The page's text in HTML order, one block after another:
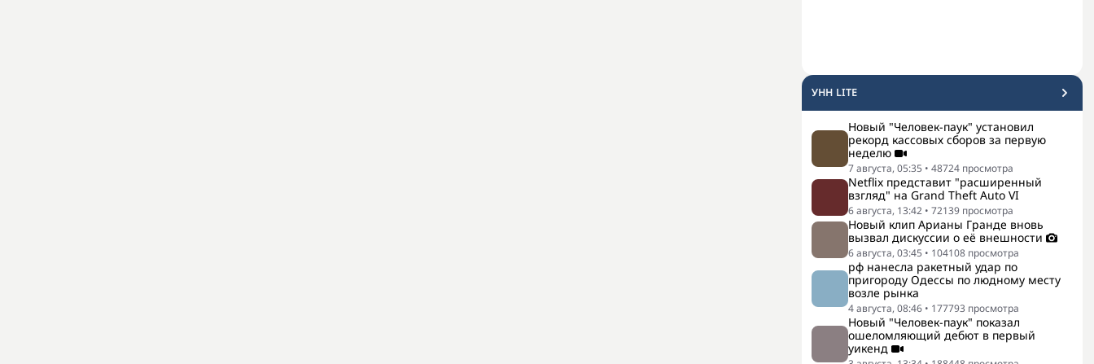
УНН LITE
Новый "Человек-паук" установил
рекорд кассовых сборов за первую
неделю
7 августа, 05:35 • 48724 просмотра
Netflix представит "расширенный
взгляд" на Grand Theft Auto VI
6 августа, 13:42 • 72139 просмотра
Новый клип Арианы Гранде вновь
вызвал дискуссии о её внешности
6 августа, 03:45 • 104108 просмотра
рф нанесла ракетный удар по
пригороду Одессы по людному месту
возле рынка
4 августа, 08:46 • 177793 просмотра
Новый "Человек-паук" показал
ошеломляющий дебют в первый
уикенд